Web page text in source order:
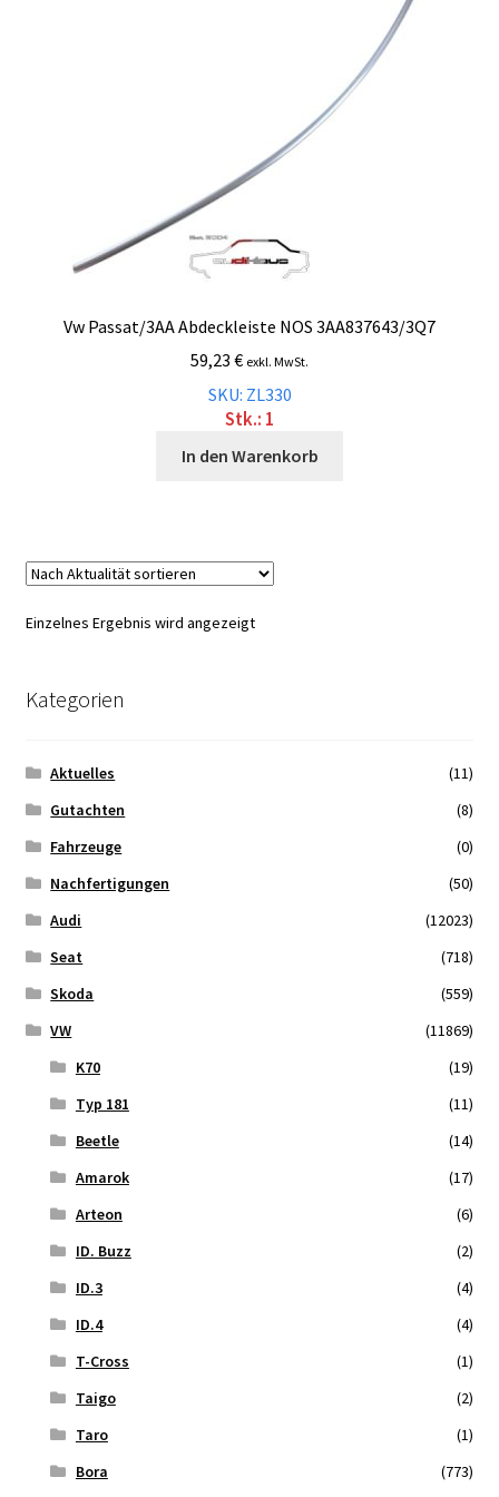
Vertrag widerrufen
Zahlung und Versand
Vw Passat/3AA Abdeckleiste NOS 3AA837643/3Q7
59,23 € exkl. MwSt.
SKU: ZL330
Stk.: 1
In den Warenkorb
Einzelnes Ergebnis wird angezeigt
Kategorien
Aktuelles
(11)
Gutachten
(8)
Fahrzeuge
(0)
Nachfertigungen
(50)
Audi
(12023)
Seat
(718)
Skoda
(559)
VW
(11869)
K70
(19)
Typ 181
(11)
Beetle
(14)
Amarok
(17)
Arteon
(6)
ID. Buzz
(2)
ID.3
(4)
ID.4
(4)
T-Cross
(1)
Taigo
(2)
Taro
(1)
Bora
(773)